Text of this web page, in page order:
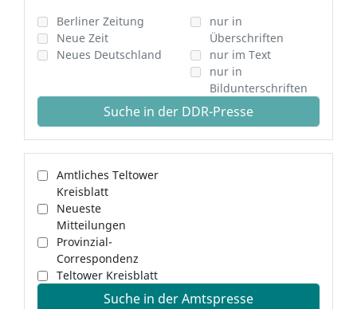
Berliner Zeitung
Neue Zeit
Neues Deutschland
nur in
Überschriften
nur im Text
nur in
Bildunterschriften
Suche in der DDR-Presse
Amtliches Teltower
Kreisblatt
Neueste
Mitteilungen
Provinzial-
Correspondenz
Teltower Kreisblatt
Suche in der Amtspresse